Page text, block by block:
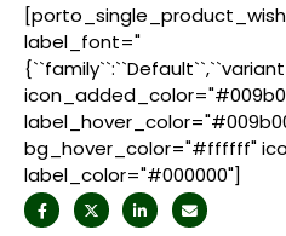
label_font="
bg_hover_color="#ffffff"
label_color="#000000"]